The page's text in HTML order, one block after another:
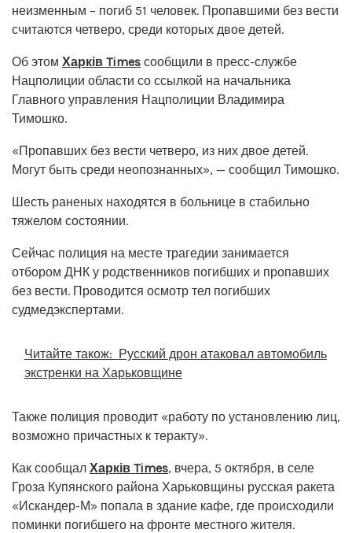
неизменным – погиб 51 человек. Пропавшими без вести
считаются четверо, среди которых двое детей.
Об этом Харків Times сообщили в пресс-службе
Нацполиции области со ссылкой на начальника
Главного управления Нацполиции Владимира
Тимошко.
«Пропавших без вести четверо, из них двое детей.
Могут быть среди неопознанных», — сообщил Тимошко.
Шесть раненых находятся в больнице в стабильно
тяжелом состоянии.
Сейчас полиция на месте трагедии занимается
отбором ДНК у родственников погибших и пропавших
без вести. Проводится осмотр тел погибших
судмедэкспертами.
Читайте також: Русский дрон атаковал автомобиль
экстренки на Харьковщине
Также полиция проводит «работу по установлению лиц,
возможно причастных к теракту».
Как сообщал Харків Times, вчера, 5 октября, в селе
Гроза Купянского района Харьковщины русская ракета
«Искандер-М» попала в здание кафе, где происходили
поминки погибшего на фронте местного жителя.